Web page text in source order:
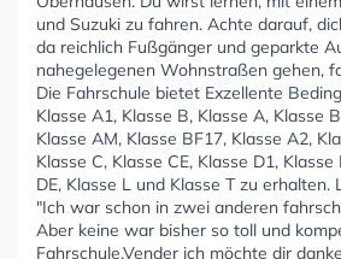
und Suzuki zu fahren. Achte darauf,
da reichlich Fußgänger und geparkte
nahegelegenen Wohnstraßen gehen,
Die Fahrschule bietet Exzellente
Klasse A1, Klasse B, Klasse A, Klasse
Klasse AM, Klasse BF17, Klasse A2,
Klasse C, Klasse CE, Klasse D1, Klasse
DE, Klasse L und Klasse T zu
"Ich war schon in zwei anderen
Aber keine war bisher so toll und
Fahrschule.Vender ich möchte dir